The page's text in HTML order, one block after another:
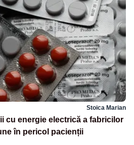
Stoica Marian
cu energie electrică a fabricilor
în pericol pacienții